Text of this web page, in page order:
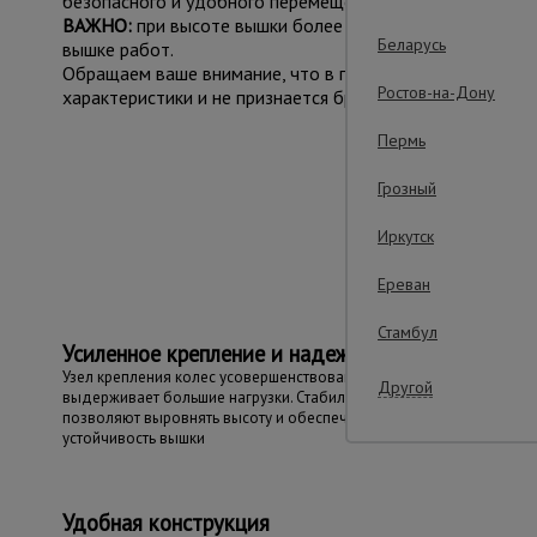
ВАЖНО:при высоте вышки более 5 метров
вышке работ.
Обращаем ваше внимание, что в процессе
характеристики и не признается браком.
Усиленное крепление и надежность
Узел крепления колес усовершенствован и
выдерживает большие нагрузки. Стабилизаторы колес
позволяют выровнять высоту и обеспечить
устойчивость вышки
Удобная конструкция
Беларусь
Ростов-на-Дону
Пермь
Грозный
Иркутск
Ереван
Стамбул
Другой